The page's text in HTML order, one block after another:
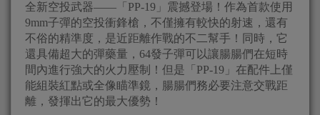
全新空投武器——「PP-19」震撼登場！作為首款使用
9mm子彈的空投衝鋒槍，不僅擁有較快的射速，還有
不俗的精準度，是近距離作戰的不二幫手！同時，它
還具備超大的彈藥量，64發子彈可以讓腸腸們在短時
間內進行強大的火力壓制！但是「PP-19」在配件上僅
能組裝紅點或全像瞄準鏡，腸腸們務必要注意交戰距
離，發揮出它的最大優勢！